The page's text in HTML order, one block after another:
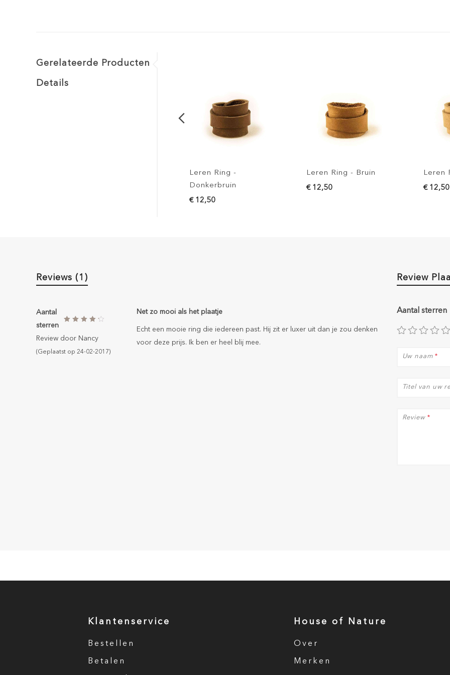
Gerelateerde Producten
Details
Leren Ring -
Donkerbruin
€ 12,50
Leren Ring - Bruin
€ 12,50
Leren
€ 12,50
Reviews (1)
Aantal
sterren
Review door Nancy
(Geplaatst op 24-02-2017)
Net zo mooi als het plaatje
Echt een mooie ring die iedereen past. Hij zit er luxer uit dan je zou denken
voor deze prijs. Ik ben er heel blij mee.
Review
Aantal sterren
*
Uw naam
Titel van uw
*
Review
Klantenservice
Bestellen
Betalen
House of Nature
Over
Merken